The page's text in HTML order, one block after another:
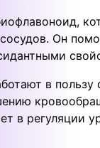
Он
в
в регуляции